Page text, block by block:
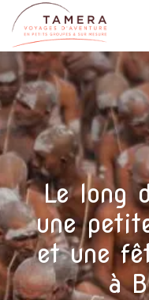
Aller
au
contenu
principal
Le long
une
et une
à